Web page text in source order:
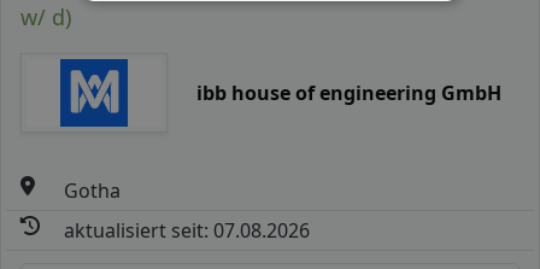
w/ d)
ibb house of engineering GmbH
Gotha
aktualisiert seit: 07.08.2026